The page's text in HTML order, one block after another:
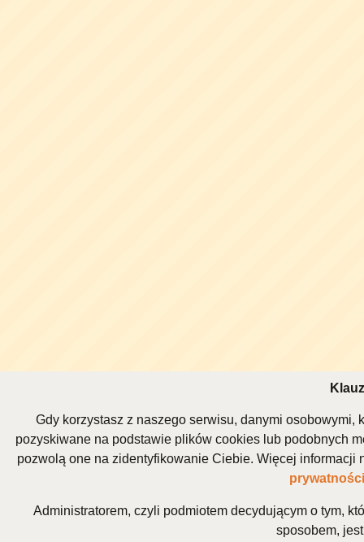
Gdy korzystasz z naszego serwisu, danymi osobowymi,
pozyskiwane na podstawie plików cookies lub podobnych
pozwolą one na zidentyfikowanie Ciebie. Więcej
prywatności
Administratorem, czyli podmiotem decydującym o tym,
sposobem,